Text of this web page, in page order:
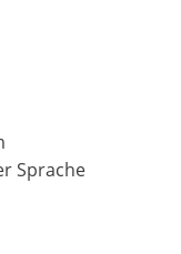
Sprache